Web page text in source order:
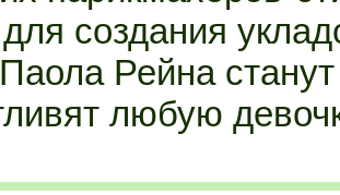
создания
Рейна
любую